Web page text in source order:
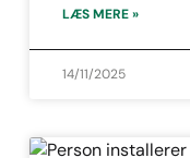
LÆS MERE »
14/11/2025